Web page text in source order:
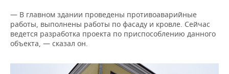
— В главном здании проведены противоаварийные
работы, выполнены работы по фасаду и кровле. Сейчас
ведется разработка проекта по приспособлению данного
объекта, — сказал он.